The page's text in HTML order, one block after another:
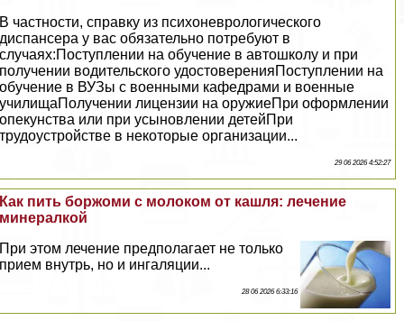
В частности, справку из психоневрологического
диспансера у вас обязательно потребуют в
случаях:Поступлении на обучение в автошколу и при
получении водительского удостоверенияПоступлении на
обучение в ВУЗы с военными кафедрами и военные
училищаПолучении лицензии на оружиеПри оформлении
опекунства или при усыновлении детейПри
трудоустройстве в некоторые организации...
29 06 2026 4:52:27
Как пить боржоми с молоком от кашля: лечение
минералкой
При этом лечение предполагает не только
прием внутрь, но и ингаляции...
28 06 2026 6:33:16